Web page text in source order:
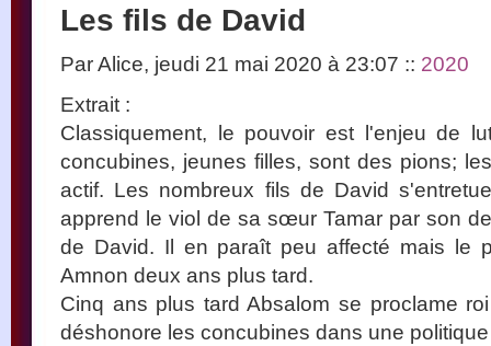
Les fils de David
Par Alice, jeudi 21 mai 2020 à 23:07 :: 2020
Extrait :
Classiquement, le pouvoir est l'enjeu de
concubines, jeunes filles, sont des pions;
actif. Les nombreux fils de David
apprend le viol de sa sœur Tamar par son
de David. Il en paraît peu affecté mais le
Amnon deux ans plus tard.
Cinq ans plus tard Absalom se proclame
déshonore les concubines dans une